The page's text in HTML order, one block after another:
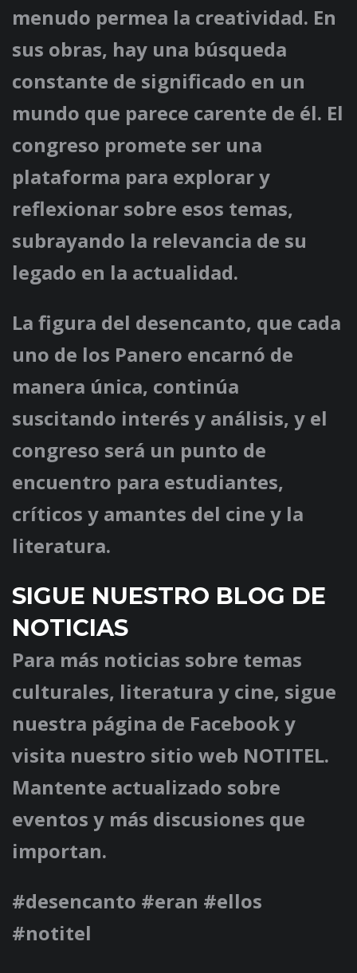
menudo permea la creatividad. En
sus obras, hay una búsqueda
constante de significado en un
mundo que parece carente de él. El
congreso promete ser una
plataforma para explorar y
reflexionar sobre esos temas,
subrayando la relevancia de su
legado en la actualidad.
La figura del desencanto, que cada
uno de los Panero encarnó de
manera única, continúa
suscitando interés y análisis, y el
congreso será un punto de
encuentro para estudiantes,
críticos y amantes del cine y la
literatura.
SIGUE NUESTRO BLOG DE
NOTICIAS
Para más noticias sobre temas
culturales, literatura y cine, sigue
nuestra página de Facebook y
visita nuestro sitio web NOTITEL.
Mantente actualizado sobre
eventos y más discusiones que
importan.
#desencanto #eran #ellos
#notitel